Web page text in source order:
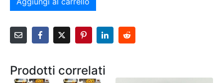
Prodotti correlati